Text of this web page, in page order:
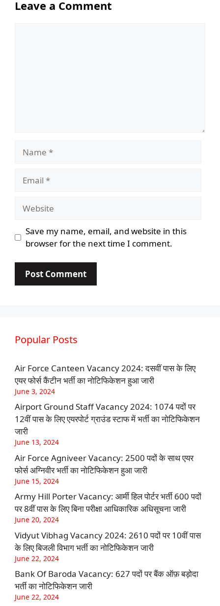
Leave a Comment
Save my name, email, and website in this
browser for the next time I comment.
Popular Posts
Air Force Canteen Vacancy 2024: दसवीं पास के लिए
एयर फोर्स कैंटीन भर्ती का नोटिफिकेशन हुआ जारी
June 3, 2024
Airport Ground Staff Vacancy 2024: 1074 पदों पर
12वीं पास के लिए एयरपोर्ट ग्राउंड स्टाफ में भर्ती का नोटिफिकेशन
जारी
June 13, 2024
Air Force Agniveer Vacancy: 2500 पदों के साथ एयर
फोर्स अग्निवीर भर्ती का नोटिफिकेशन हुआ जारी
June 15, 2024
Army Hill Porter Vacancy: आर्मी हिल पोर्टर भर्ती 600 पदों
पर 8वीं पास के लिए बिना परीक्षा आधिकारिक अधिसूचना जारी
June 20, 2024
Vidyut Vibhag Vacancy 2024: 2610 पदों पर 10वीं पास
के लिए बिजली विभाग भर्ती का नोटिफिकेशन जारी
June 22, 2024
Bank Of Baroda Vacancy: 627 पदों पर बैंक ऑफ़ बड़ोदा
भर्ती का नोटिफिकेशन जारी
June 22, 2024